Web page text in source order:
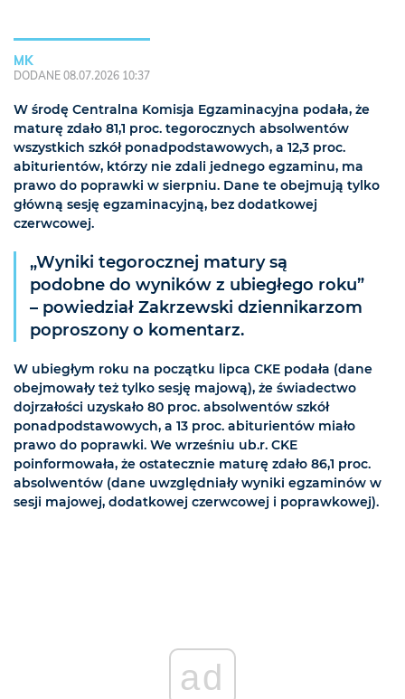
MK
DODANE 08.07.2026 10:37
W środę Centralna Komisja Egzaminacyjna podała, że
maturę zdało 81,1 proc. tegorocznych absolwentów
wszystkich szkół ponadpodstawowych, a 12,3 proc.
abiturientów, którzy nie zdali jednego egzaminu, ma
prawo do poprawki w sierpniu. Dane te obejmują tylko
główną sesję egzaminacyjną, bez dodatkowej
czerwcowej.
„Wyniki tegorocznej matury są
podobne do wyników z ubiegłego roku”
– powiedział Zakrzewski dziennikarzom
poproszony o komentarz.
W ubiegłym roku na początku lipca CKE podała (dane
obejmowały też tylko sesję majową), że świadectwo
dojrzałości uzyskało 80 proc. absolwentów szkół
ponadpodstawowych, a 13 proc. abiturientów miało
prawo do poprawki. We wrześniu ub.r. CKE
poinformowała, że ostatecznie maturę zdało 86,1 proc.
absolwentów (dane uwzględniały wyniki egzaminów w
sesji majowej, dodatkowej czerwcowej i poprawkowej).
ad